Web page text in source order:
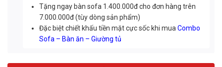
Tặng ngay bàn sofa 1.400.000đ cho đơn hàng trên
7.000.000đ (tùy dòng sản phẩm)
Đặc biệt chiết khấu tiền mặt cực sốc khi muaCombo
Sofa – Bàn ăn – Giường tủ